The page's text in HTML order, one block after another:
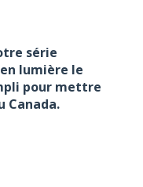
série
lumière le
pour mettre
Canada.